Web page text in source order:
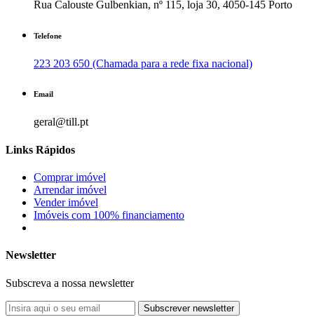
Rua Calouste Gulbenkian, nº 115, loja 30, 4050-145 Porto
Telefone
223 203 650 (Chamada para a rede fixa nacional)
Email
geral@till.pt
Links Rápidos
Comprar imóvel
Arrendar imóvel
Vender imóvel
Imóveis com 100% financiamento
Newsletter
Subscreva a nossa newsletter
Subscrever newsletter